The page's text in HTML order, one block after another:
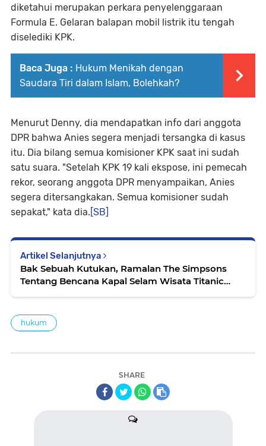
diketahui merupakan perkara penyelenggaraan
Formula E. Gelaran balapan mobil listrik itu tengah
diselediki KPK.
Baca Juga : Hukum Menikah dengan
Saudara Tiri dalam Islam, Bolehkah?
Menurut Denny, dia mendapatkan info dari anggota
DPR bahwa Anies segera menjadi tersangka di kasus
itu. Dia bilang semua komisioner KPK saat ini sudah
satu suara. "Setelah KPK 19 kali ekspose, ini pemecah
rekor, seorang anggota DPR menyampaikan, Anies
segera ditersangkakan. Semua komisioner sudah
sepakat," kata dia. [SB]
Artikel Selanjutnya
Bak Sebuah Kutukan, Ramalan The Simpsons
Tentang Bencana Kapal Selam Wisata Titanic
hukum
SHARE